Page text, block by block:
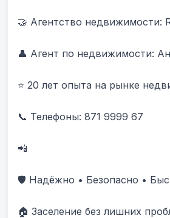
🤝 Агентство недвижимости:
👤 Агент по недвижимости:
⭐ 20 лет опыта на рынке
📞 Телефоны: 871 9999 67
📲
🛡️ Надёжно • Безопасно •
🏠 Заселение без лишних